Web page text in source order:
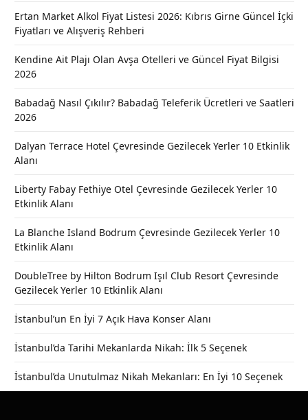
Ertan Market Alkol Fiyat Listesi 2026: Kıbrıs Girne Güncel İçki
Fiyatları ve Alışveriş Rehberi
Kendine Ait Plajı Olan Avşa Otelleri ve Güncel Fiyat Bilgisi
2026
Babadağ Nasıl Çıkılır? Babadağ Teleferik Ücretleri ve Saatleri
2026
Dalyan Terrace Hotel Çevresinde Gezilecek Yerler 10 Etkinlik
Alanı
Liberty Fabay Fethiye Otel Çevresinde Gezilecek Yerler 10
Etkinlik Alanı
La Blanche Island Bodrum Çevresinde Gezilecek Yerler 10
Etkinlik Alanı
DoubleTree by Hilton Bodrum Işıl Club Resort Çevresinde
Gezilecek Yerler 10 Etkinlik Alanı
İstanbul’un En İyi 7 Açık Hava Konser Alanı
İstanbul’da Tarihi Mekanlarda Nikah: İlk 5 Seçenek
İstanbul’da Unutulmaz Nikah Mekanları: En İyi 10 Seçenek